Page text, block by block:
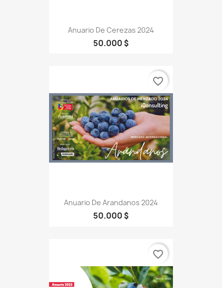
Anuario De Cerezas 2024
50.000 $
Anuario De Arandanos 2024
50.000 $
favorite_border
favorite_border